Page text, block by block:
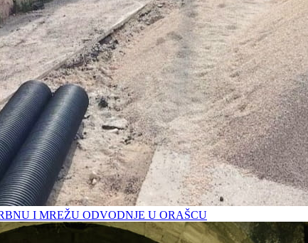
I MREŽU ODVODNJE U ORAŠCU